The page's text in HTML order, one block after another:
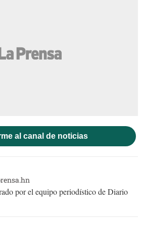
al canal de noticias
por el equipo periodístico de Diario